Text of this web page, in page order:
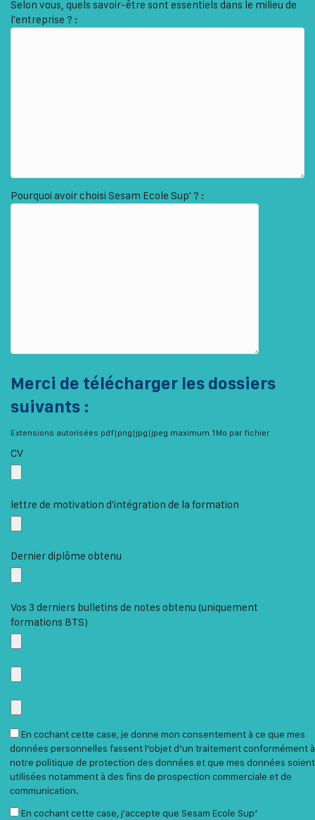
Selon vous, quels savoir-être sont essentiels dans le milieu de
l'entreprise ? :
Pourquoi avoir choisi Sesam Ecole Sup' ? :
Merci de télécharger les dossiers
suivants :
Extensions autorisées pdf|png|jpg|jpeg maximum 1Mo par fichier
CV
lettre de motivation d'intégration de la formation
Dernier diplôme obtenu
Vos 3 derniers bulletins de notes obtenu (uniquement
formations BTS)
En cochant cette case, je donne mon consentement à ce que mes
données personnelles fassent l’objet d’un traitement conformément à
notre politique de protection des données et que mes données soient
utilisées notamment à des fins de prospection commerciale et de
communication.
En cochant cette case, j'accepte que Sesam Ecole Sup’